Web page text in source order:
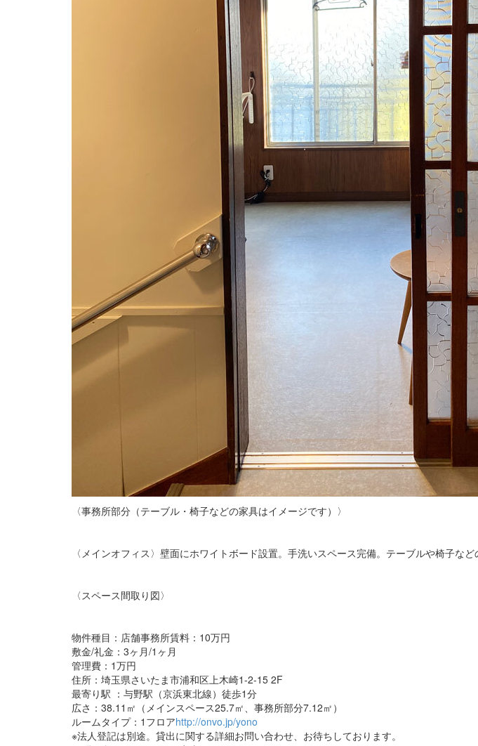
〈事務所部分（テーブル・椅子などの家具はイメージです）〉
〈メインオフィス〉壁面にホワイトボード設置。手洗いスペース完備。テーブルや椅子など
〈スペース間取り図〉
物件種目：店舗事務所賃料：10万円
敷金/礼金：3ヶ月/1ヶ月
管理費：1万円
住所：埼玉県さいたま市浦和区上木崎1-2-15 2F
最寄り駅 ：与野駅（京浜東北線）徒歩1分
広さ：38.11㎡（メインスペース25.7㎡、事務所部分7.12㎡）
ルームタイプ：1フロアhttp://onvo.jp/yono
※法人登記は別途。貸出に関する詳細お問い合わせ、お待ちしております。